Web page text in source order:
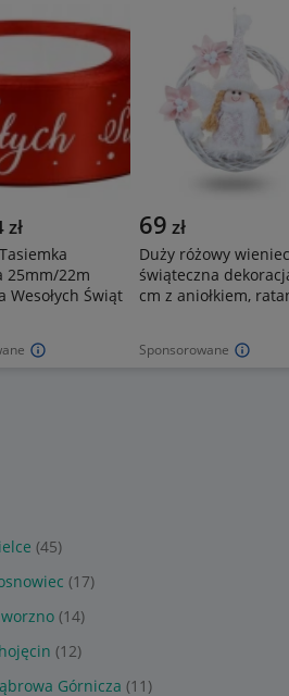
zł
25mm/22m
Wesołych Świąt
Sponsorowane
69 zł
Duży różowy
świąteczna
cm z aniołkiem,
(45)
(17)
(14)
(12)
Górnicza (11)